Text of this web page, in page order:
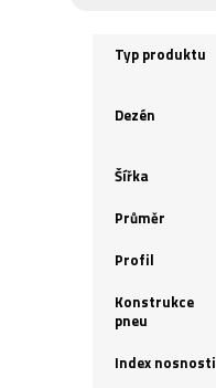
Typ produktu
Dezén
Šířka
Průměr
Profil
Konstrukce
pneu
Index nosnosti